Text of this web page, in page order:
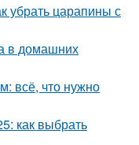
убрать царапины с
в домашних
всё, что нужно
как выбрать